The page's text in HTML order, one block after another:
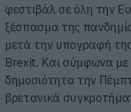
φεστιβάλ σε όλη την
ξέσπασμα της
μετά την υπογραφή
Brexit. Και σύμφωνα
δημοσιότητα την
βρετανικά